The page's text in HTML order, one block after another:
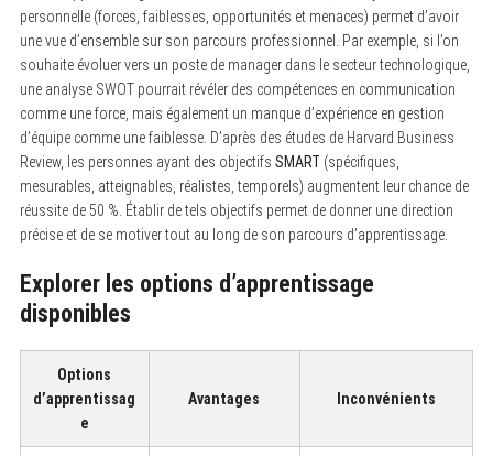
personnelle (forces, faiblesses, opportunités et menaces) permet d’avoir
une vue d’ensemble sur son parcours professionnel. Par exemple, si l’on
souhaite évoluer vers un poste de manager dans le secteur technologique,
une analyse SWOT pourrait révéler des compétences en communication
comme une force, mais également un manque d’expérience en gestion
d’équipe comme une faiblesse. D’après des études de Harvard Business
Review, les personnes ayant des objectifs SMART (spécifiques,
mesurables, atteignables, réalistes, temporels) augmentent leur chance de
réussite de 50 %. Établir de tels objectifs permet de donner une direction
précise et de se motiver tout au long de son parcours d’apprentissage.
Explorer les options d’apprentissage
disponibles
Options
d’apprentissag
e
Avantages Inconvénients